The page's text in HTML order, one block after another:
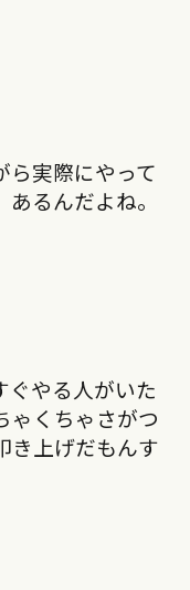
ら実際にやって
るんだよね。
ぐやる人がいた
ゃくちゃさがつ
き上げだもんす